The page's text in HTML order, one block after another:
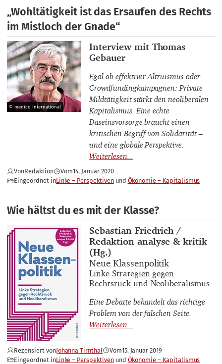
„Wohltätigkeit ist das Ersaufen des Rechts
im Mistloch der Gnade“
© medico international
Interviewpartner_innen
Interview mit Thomas
Gebauer
Egal ob effektiver Altruismus oder
Crowdfundingkampagnen: Private
Mildtätigkeit stärkt den neoliberalen
Kapitalismus. Eine echte
Daseinsvorsorge braucht einen
kritischen Begriff von Solidarität –
und eine globale Perspektive.
VonRedaktion Vom14. Januar 2020
Eingeordnet inLinke – Perspektiven Ökonomie – Kapitalismus
Wie hältst du es mit der Klasse?
Buchautor_innen
Sebastian Friedrich /
Redaktion analyse & kritik
(Hg.)
Buchtitel
Neue Klassenpolitik
Buchuntertitel
Linke Strategien gegen
Rechtsruck und Neoliberalismus
Eine Debatte behandelt das richtige
Problem von der falschen Seite.
Rezensiert vonJohanna Tirnthal Vom15. Januar 2019
Eingeordnet inLinke – Perspektiven Ökonomie – Kapitalismus